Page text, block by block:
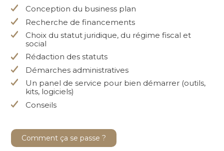
Conception du business plan
Recherche de financements
Choix du statut juridique, du régime fiscal et
social
Rédaction des statuts
Démarches administratives
Un panel de service pour bien démarrer (outils,
kits, logiciels)
Conseils
Comment ça se passe ?